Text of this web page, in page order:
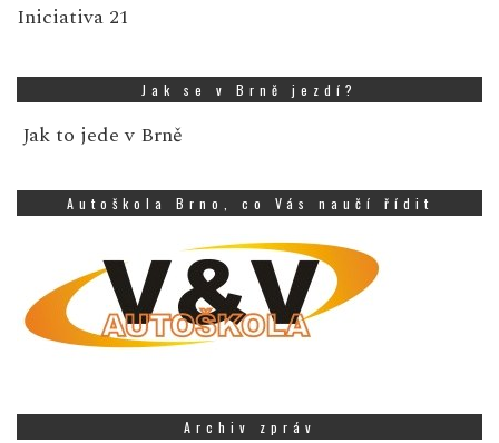
Iniciativa 21
Jak se v Brně jezdí?
Jak to jede v Brně
Autoškola Brno, co Vás naučí řídit
Archiv zpráv